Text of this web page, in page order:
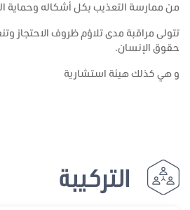
من ممارسة التعذيب بكل أشكاله وحماية
تتولى مراقبة مدى تلاؤم ظروف الاحتجاز
حقوق الإنسان.
و هي كذلك هيئة استشارية
التركيبة